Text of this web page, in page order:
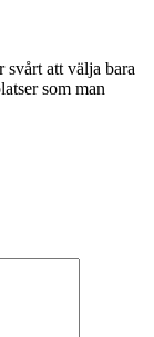
svårt att välja bara
som man